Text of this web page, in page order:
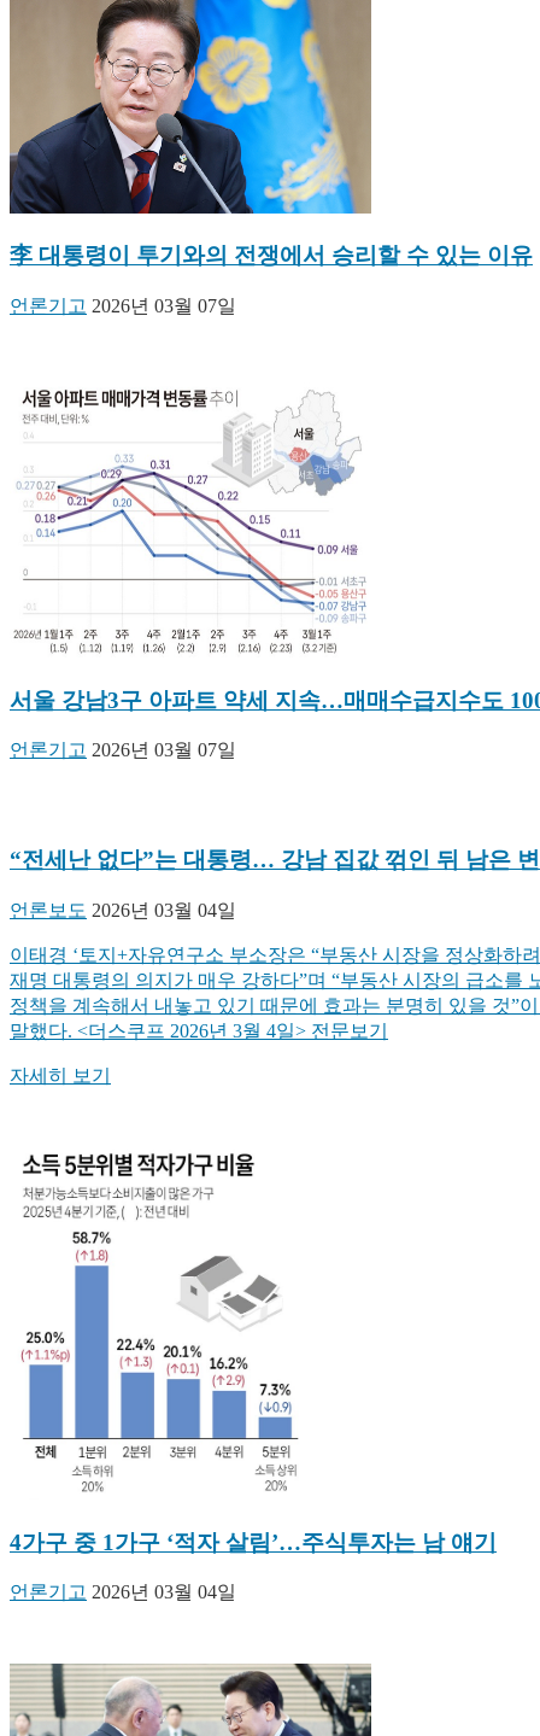
李 대통령이 투기와의 전쟁에서 승리할 수 있는 이유
언론기고 2026년 03월 07일
서울 강남3구 아파트 약세 지속…매매수급지수도
언론기고 2026년 03월 07일
“전세난 없다”는 대통령… 강남 집값 꺾인 뒤 남은
언론보도 2026년 03월 04일
이태경 ‘토지+자유연구소 부소장은 “부동산 시장을 정상화하
재명 대통령의 의지가 매우 강하다”며 “부동산 시장의 급소를
정책을 계속해서 내놓고 있기 때문에 효과는 분명히 있을 것”
말했다. <더스쿠프 2026년 3월 4일> 전문보기
자세히 보기
4가구 중 1가구 ‘적자 살림’…주식투자는 남 얘기
언론기고 2026년 03월 04일